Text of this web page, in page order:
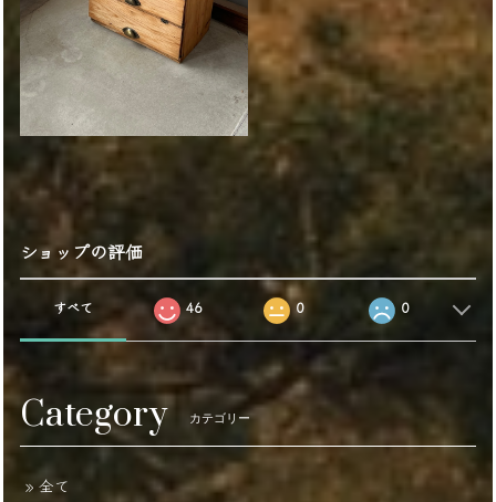
ショップの評価
すべて 46 0 0
Category カテゴリー
全て